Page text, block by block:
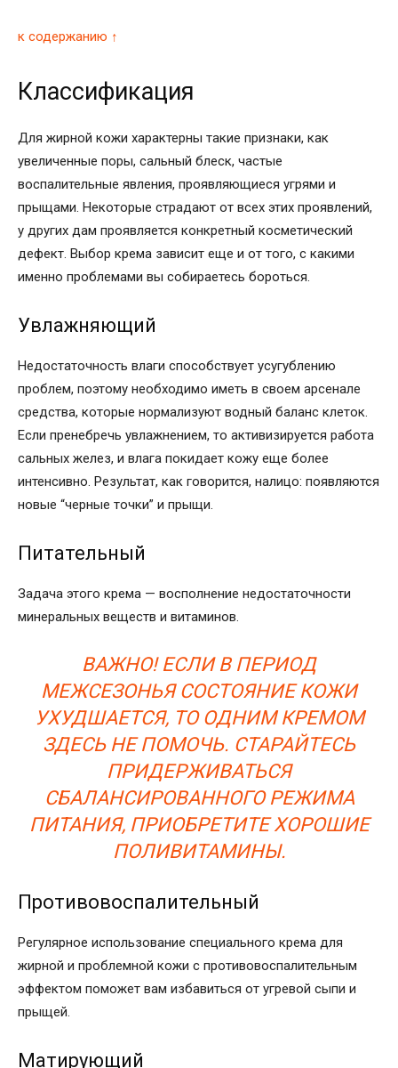
к содержанию ↑
Классификация
Для жирной кожи характерны такие признаки, как
увеличенные поры, сальный блеск, частые
воспалительные явления, проявляющиеся угрями и
прыщами. Некоторые страдают от всех этих проявлений,
у других дам проявляется конкретный косметический
дефект. Выбор крема зависит еще и от того, с какими
именно проблемами вы собираетесь бороться.
Увлажняющий
Недостаточность влаги способствует усугублению
проблем, поэтому необходимо иметь в своем арсенале
средства, которые нормализуют водный баланс клеток.
Если пренебречь увлажнением, то активизируется работа
сальных желез, и влага покидает кожу еще более
интенсивно. Результат, как говорится, налицо: появляются
новые “черные точки” и прыщи.
Питательный
Задача этого крема — восполнение недостаточности
минеральных веществ и витаминов.
ВАЖНО! ЕСЛИ В ПЕРИОД
МЕЖСЕЗОНЬЯ СОСТОЯНИЕ КОЖИ
УХУДШАЕТСЯ, ТО ОДНИМ КРЕМОМ
ЗДЕСЬ НЕ ПОМОЧЬ. СТАРАЙТЕСЬ
ПРИДЕРЖИВАТЬСЯ
СБАЛАНСИРОВАННОГО РЕЖИМА
ПИТАНИЯ, ПРИОБРЕТИТЕ ХОРОШИЕ
ПОЛИВИТАМИНЫ.
Противовоспалительный
Регулярное использование специального крема для
жирной и проблемной кожи с противовоспалительным
эффектом поможет вам избавиться от угревой сыпи и
прыщей.
Матирующий